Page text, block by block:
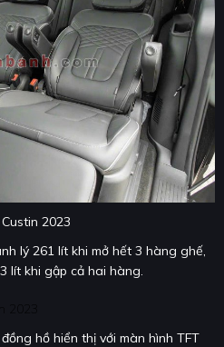
2023
lý 261 lít khi mở hết 3 hàng ghế,
lít khi gập cả hai hàng.
2023
hồ hiển thị với màn hình TFT